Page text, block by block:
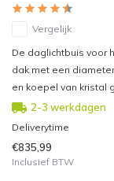
Vergelijk
De daglichtbuis voor
dak met een
en koepel van kristal
2-3 werkdagen
Deliverytime
€835,99
Inclusief BTW